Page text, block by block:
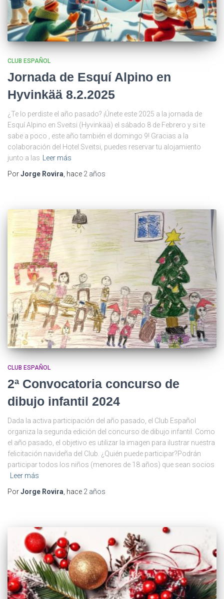
CLUB ESPAÑOL
Jornada de Esquí Alpino en
Hyvinkää 8.2.2025
¿Te lo perdiste el año pasado? ¡Únete este 2025 a la jornada de
Esquí Alpino en Sveitsi (Hyvinkää) el sábado 8 de Febrero y si te
sabe a poco , este año también el domingo 9! Gracias a la
colaboración del Hotel Sveitsi, puedes reservar tu alojamiento
junto a las
Leer más
PorJorge Rovira , hace 2 años
CLUB ESPAÑOL
2ª Convocatoria concurso de
dibujo infantil 2024
Dada la activa participación del año pasado, el Club Español
organiza la segunda edición del concurso de dibujo infantil. Como
el año pasado, el objetivo es utilizar la imagen para ilustrar nuestra
felicitación navideña del Club. ¿Quién puede participar?Podrán
participar todos los niños (menores de 18 años) que sean socios
Leer más
PorJorge Rovira, hace 2 años